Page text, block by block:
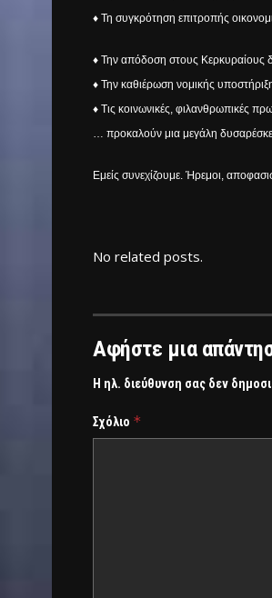
♦ Τη συγκρότηση επιτροπής
♦ Την απόδοση στους Κερκυραίους
♦ Την καθιέρωση νομικής
♦ Τις κοινωνικές, φιλανθρωπικές
… προκαλούν μια μεγάλη
Εμείς συνεχίζουμε. Ήρεμοι,
No related posts.
Αφήστε μια
Η ηλ. διεύθυνση σας δεν
Σχόλιο *